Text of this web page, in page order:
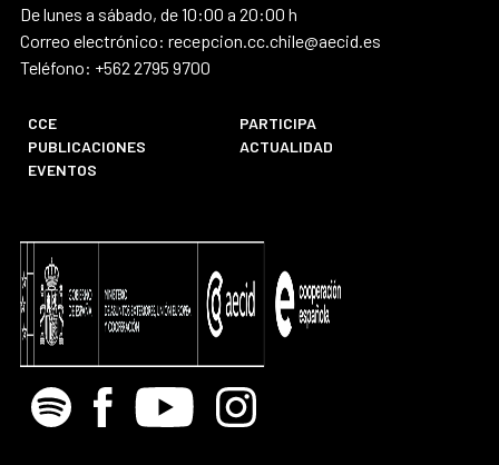
De lunes a sábado, de 10:00 a 20:00 h
Correo electrónico: recepcion.cc.chile@aecid.es
Teléfono: +562 2795 9700
CCE
PARTICIPA
PUBLICACIONES
ACTUALIDAD
EVENTOS
Spotify Facebook
Youtube Instagram